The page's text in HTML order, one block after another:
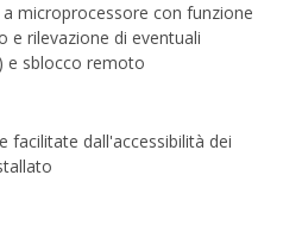
microprocessore con funzione
e rilevazione di eventuali
e sblocco remoto
facilitate dall'accessibilità dei